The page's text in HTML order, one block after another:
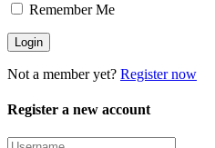
Remember Me
Not a member yet? Register now
Register a new account